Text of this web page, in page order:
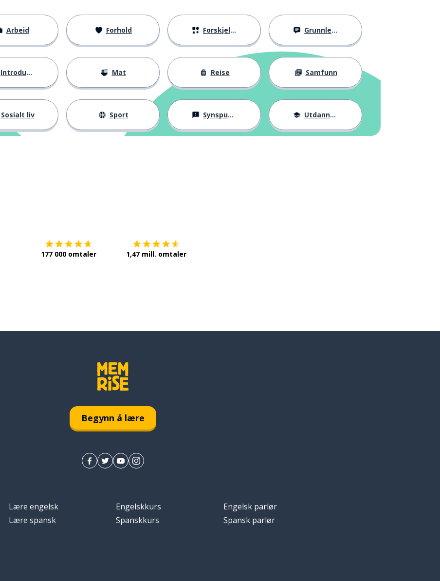
Arbeid Forhold Forskjellig Grunnleggende
Introduksjoner Mat Reise Samfunn
Sosialt liv Sport Synspunkter Utdannelse
177 000 omtaler 1,47 mill. omtaler
Begynn å lære
Lære engelsk
Lære spansk
Engelskkurs
Spanskkurs
Engelsk parlør
Spansk parlør